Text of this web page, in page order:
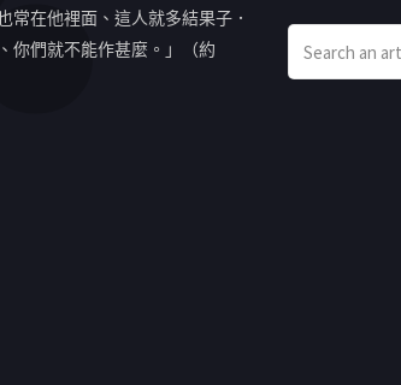
常在他裡面、這人就多結果子．
你們就不能作甚麼。」（約